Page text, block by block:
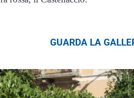
GUARDA LA